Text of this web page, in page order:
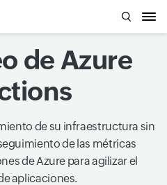
de Azure
de su infraestructura sin
de las métricas
de Azure para agilizar el
aplicaciones.